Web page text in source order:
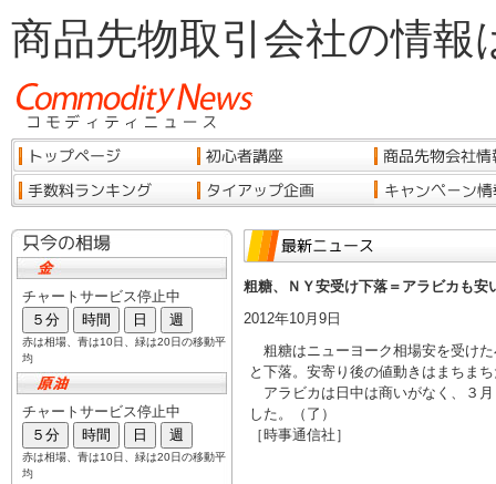
商品先物取引会社の情
粗糖、ＮＹ安受け下落＝アラビカも
2012年10月9日
粗糖はニューヨーク相場安を受け
と下落。安寄り後の値動きはまちま
アラビカは日中は商いがなく、３
した。（了）
［時事通信社］